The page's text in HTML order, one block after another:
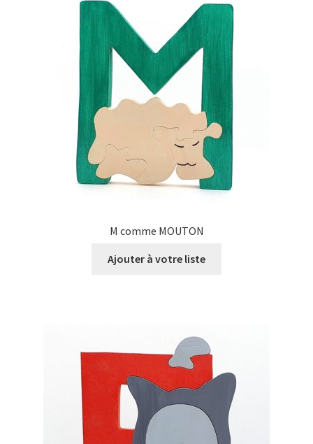
M comme MOUTON
Ajouter à votre liste